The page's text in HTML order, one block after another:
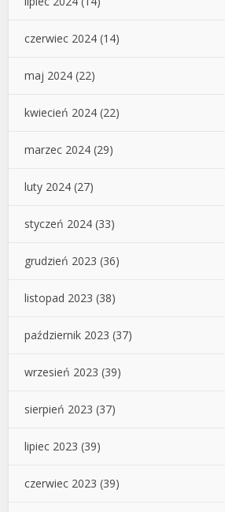
czerwiec 2024 (14)
maj 2024 (22)
kwiecień 2024 (22)
marzec 2024 (29)
luty 2024 (27)
styczeń 2024 (33)
grudzień 2023 (36)
listopad 2023 (38)
październik 2023 (37)
wrzesień 2023 (39)
sierpień 2023 (37)
lipiec 2023 (39)
czerwiec 2023 (39)